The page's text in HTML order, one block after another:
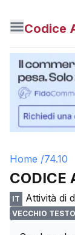
Codice
Home /74.10
CODICE
IT Attività di
VECCHIO TESTO